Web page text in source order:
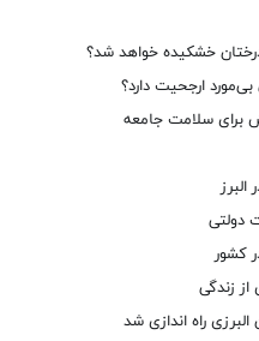
خشکیده خواهد شد؟
بی‌مورد ارجحیت دارد؟
برای سلامت جامعه
کشور
از زندگی